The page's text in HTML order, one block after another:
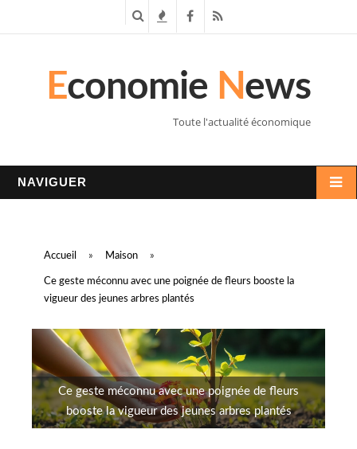
c n
s
F
c
R
S
Economie News
Toute l'actualité économique
NAVIGUER
Accueil » Maison »
Ce geste méconnu avec une poignée de fleurs booste la
vigueur des jeunes arbres plantés
Ce geste méconnu avec une poignée de fleurs
booste la vigueur des jeunes arbres plantés